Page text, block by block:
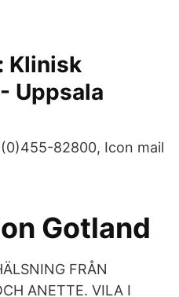
Klinisk
Uppsala
82800, Icon mail
Gotland
FRÅN
ANETTE. VILA I